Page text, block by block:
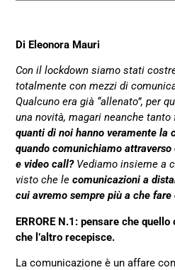
Di Eleonora Mauri
Con il lockdown siamo stati
totalmente con mezzi di
Qualcuno era già “allenato”, per
una novità, magari neanche
quanti di noi hanno veramente la
quando comunichiamo
e video call?Vediamo insieme a
visto che lecomunicazioni a
cui avremo sempre più a che fare
ERRORE N.1: pensare che
che l’altro recepisce.
La comunicazione è un affare